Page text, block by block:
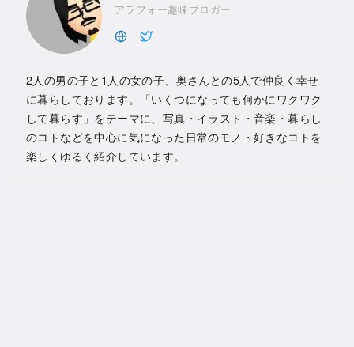
アラフォー趣味ブロガー
2人の男の子と1人の女の子、奥さんとの5人で仲良く幸せ
に暮らしております。「いくつになっても何かにワクワク
して暮らす」をテーマに、写真・イラスト・音楽・暮らし
のコトなどを中心に気になった日常のモノ・好きなコトを
楽しくゆるく紹介しています。